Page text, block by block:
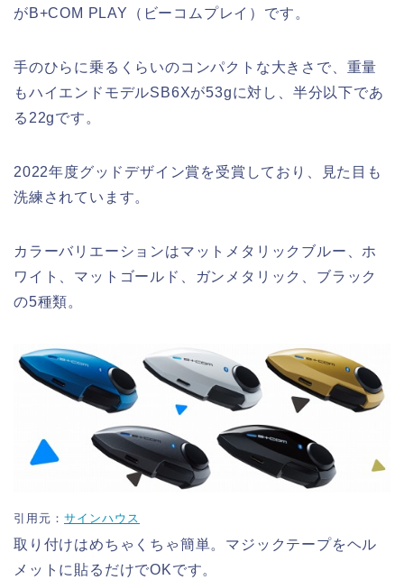
がB+COM PLAY（ビーコムプレイ）です。
手のひらに乗るくらいのコンパクトな大きさで、重量
もハイエンドモデルSB6Xが53gに対し、半分以下であ
る22gです。
2022年度グッドデザイン賞を受賞しており、見た目も
洗練されています。
カラーバリエーションはマットメタリックブルー、ホ
ワイト、マットゴールド、ガンメタリック、ブラック
の5種類。
引用元： サインハウス
取り付けはめちゃくちゃ簡単。マジックテープをヘル
メットに貼るだけでOKです。